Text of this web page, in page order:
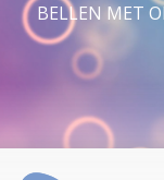
BELLEN MET